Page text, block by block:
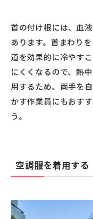
首の付け根には、血
あります。首まわり
道を効果的に冷やす
にくくなるので、熱
用するため、両手を
かす作業員にもおす
う。
空調服を着用する